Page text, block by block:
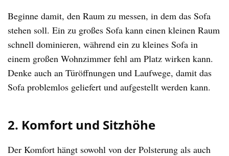
Beginne damit, den Raum zu messen, in dem das Sofa
stehen soll. Ein zu großes Sofa kann einen kleinen Raum
schnell dominieren, während ein zu kleines Sofa in
einem großen Wohnzimmer fehl am Platz wirken kann.
Denke auch an Türöffnungen und Laufwege, damit das
Sofa problemlos geliefert und aufgestellt werden kann.
2. Komfort und Sitzhöhe
Der Komfort hängt sowohl von der Polsterung als auch